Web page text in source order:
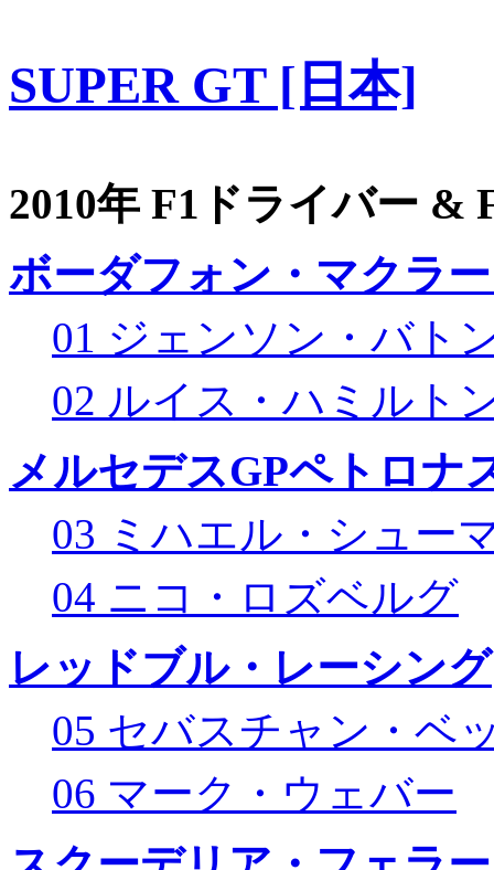
SUPER GT [日本]
2010年 F1ドライバー &
ボーダフォン・マクラ
01 ジェンソン・バト
02 ルイス・ハミルト
メルセデスGPペトロナ
03 ミハエル・シュー
04 ニコ・ロズベルグ
レッドブル・レーシング
05 セバスチャン・ベ
06 マーク・ウェバー